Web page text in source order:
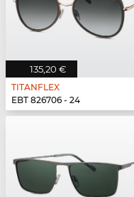
135,20 €
TITANFLEX
EBT 826706 - 24